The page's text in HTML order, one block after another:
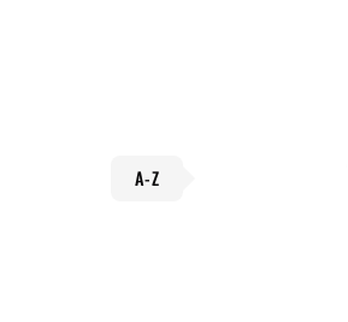
A-Z